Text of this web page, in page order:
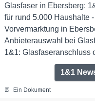
Glasfaser in Ebersberg:
für rund 5.000 Haushalte
Vorvermarktung in
Anbieterauswahl bei
1&1: Glasfaseranschluss
1&1
Ein Dokument